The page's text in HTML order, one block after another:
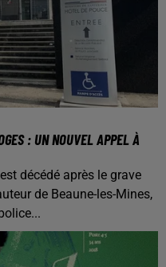
: UN NOUVEL APPEL À
décédé après le grave
de Beaune-les-Mines,